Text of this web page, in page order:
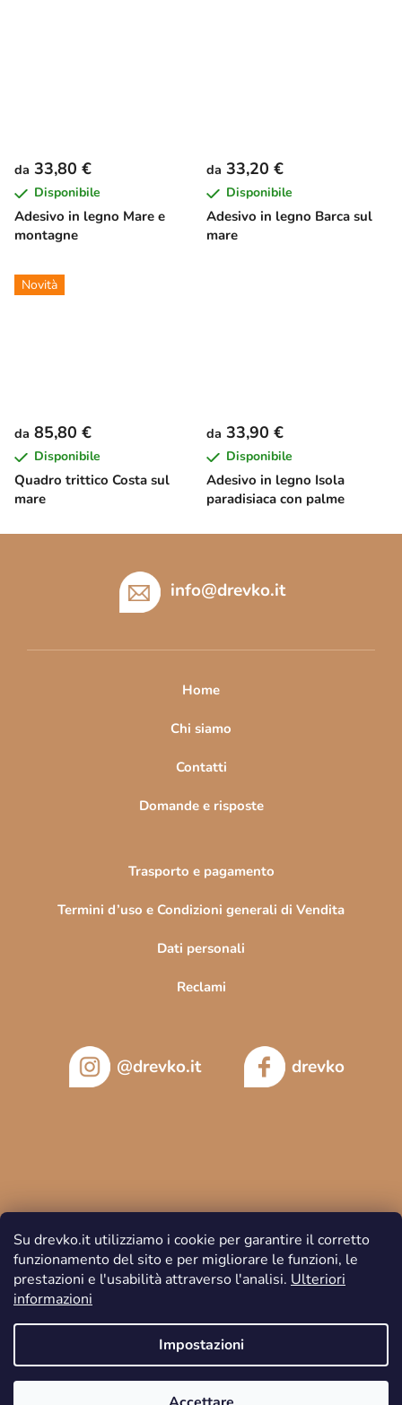
Su drevko.it utilizziamo i cookie per garantire il corretto
funzionamento del sito e per migliorare le funzioni, le
prestazioni e l'usabilità attraverso l'analisi. Ulteriori
informazioni
Impostazioni
Adesivo in legno Mare e
montagne
da 33,80 €
Disponibile
Adesivo in legno Barca sul
mare
da 33,20 €
Disponibile
Novità
Quadro trittico Costa sul
mare
da 85,80 €
Disponibile
Adesivo in legno Isola
paradisiaca con palme
da 33,90 €
Disponibile
info@drevko.it
Home
Chi siamo
Contatti
Domande e risposte
Trasporto e pagamento
Termini d’uso e Condizioni generali di Vendita
Dati personali
Reclami
@drevko.it drevko